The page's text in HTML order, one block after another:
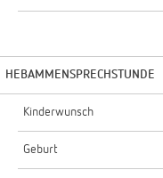
HEBAMMENSPRECHSTUNDE
Kinderwunsch
Geburt